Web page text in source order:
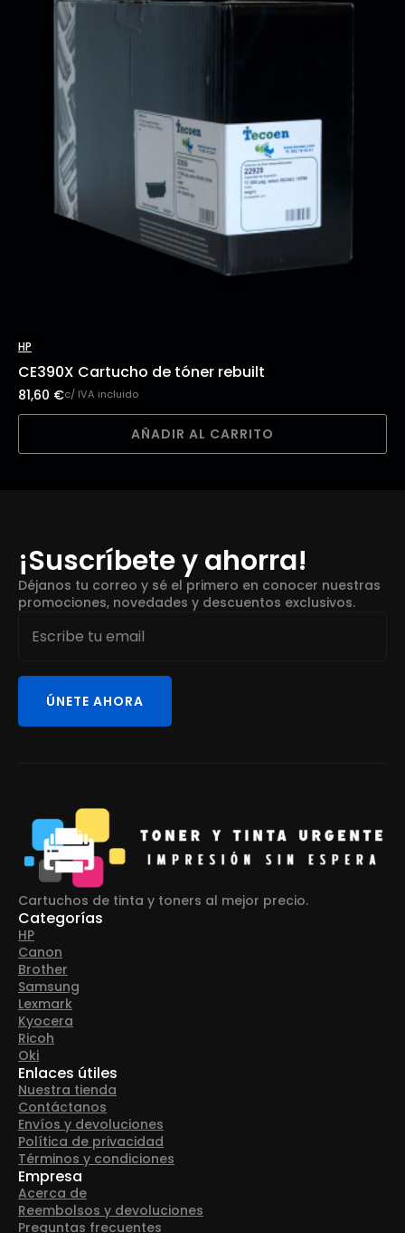
HP
CE390X Cartucho de tóner rebuilt
81,60 €c/ IVA incluido
AÑADIR AL CARRITO
¡Suscríbete y ahorra!
Déjanos tu correo y sé el primero en conocer nuestras
promociones, novedades y descuentos exclusivos.
Email
ÚNETE AHORA
Cartuchos de tinta y toners al mejor precio.
Categorías
HP
Canon
Brother
Samsung
Lexmark
Kyocera
Ricoh
Oki
Enlaces útiles
Nuestra tienda
Contáctanos
Envíos y devoluciones
Política de privacidad
Términos y condiciones
Empresa
Acerca de
Reembolsos y devoluciones
Preguntas frecuentes